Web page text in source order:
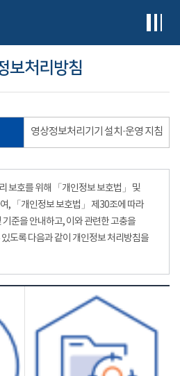
보처리방침
영상정보처리기기 설치·운영 지침
보호를 위해 「개인정보 보호법」 및
, 「개인정보 보호법」 제30조에 따라
준을 안내하고, 이와 관련한 고충을
도록 다음과 같이 개인정보 처리방침을